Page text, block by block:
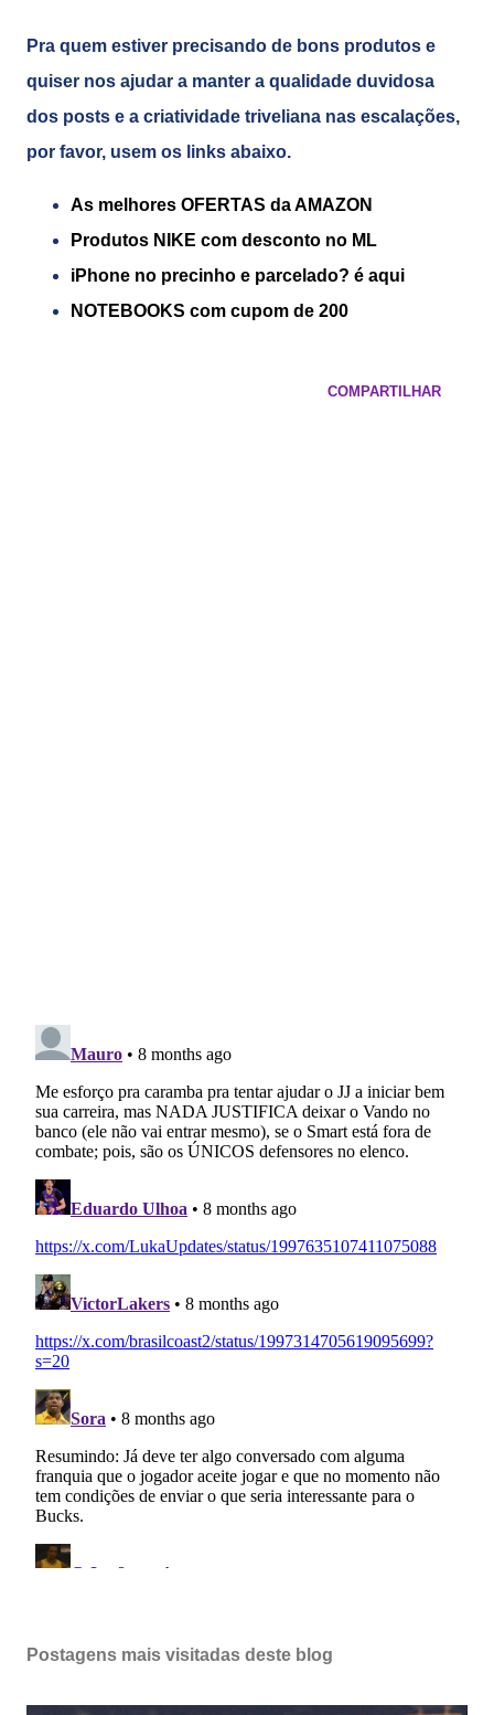
Pra quem estiver precisando de bons produtos e
quiser nos ajudar a manter a qualidade duvidosa
dos posts e a criatividade triveliana nas escalações,
por favor, usem os links abaixo.
As melhores OFERTAS da AMAZON
Produtos NIKE com desconto no ML
iPhone no precinho e parcelado? é aqui
NOTEBOOKS com cupom de 200
COMPARTILHAR
Postagens mais visitadas deste blog